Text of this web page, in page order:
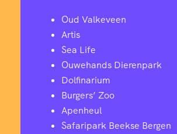
Oud Valkeveen
Artis
Sea Life
Ouwehands Dierenpark
Dolfinarium
Burgers’ Zoo
Apenheul
Safaripark Beekse Bergen